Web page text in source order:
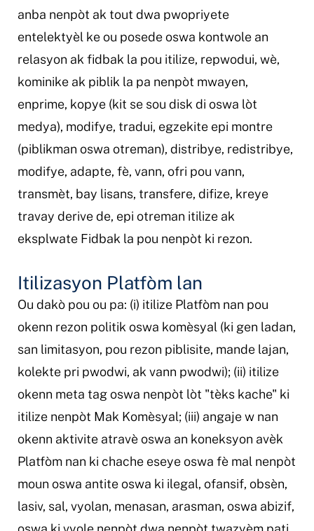
anba nenpòt ak tout dwa pwopriyete
entelektyèl ke ou posede oswa kontwole an
relasyon ak fidbak la pou itilize, repwodui, wè,
kominike ak piblik la pa nenpòt mwayen,
enprime, kopye (kit se sou disk di oswa lòt
medya), modifye, tradui, egzekite epi montre
(piblikman oswa otreman), distribye, redistribye,
modifye, adapte, fè, vann, ofri pou vann,
transmèt, bay lisans, transfere, difize, kreye
travay derive de, epi otreman itilize ak
eksplwate Fidbak la pou nenpòt ki rezon.
Itilizasyon Platfòm lan
Ou dakò pou ou pa: (i) itilize Platfòm nan pou
okenn rezon politik oswa komèsyal (ki gen ladan,
san limitasyon, pou rezon piblisite, mande lajan,
kolekte pri pwodwi, ak vann pwodwi); (ii) itilize
okenn meta tag oswa nenpòt lòt "tèks kache" ki
itilize nenpòt Mak Komèsyal; (iii) angaje w nan
okenn aktivite atravè oswa an koneksyon avèk
Platfòm nan ki chache eseye oswa fè mal nenpòt
moun oswa antite oswa ki ilegal, ofansif, obsèn,
lasiv, sal, vyolan, menasan, arasman, oswa abizif,